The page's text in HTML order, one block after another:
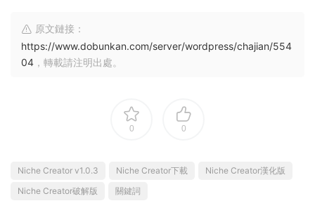
原文鏈接：
https://www.dobunkan.com/server/wordpress/chajian/554
04 ，轉載請注明出處。
0 0
Niche Creator v1.0.3 Niche Creator下載
Niche Creator漢化版
Niche Creator破解版
關鍵詞